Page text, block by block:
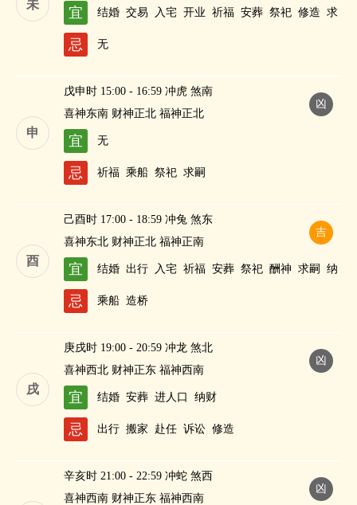
未
宜 结婚 交易 入宅 开业 祈福 安葬 祭祀 修造 求
忌 无
申
凶
戊申时 15:00 - 16:59 冲虎 煞南
喜神东南 财神正北 福神正北
宜 无
忌 祈福 乘船 祭祀 求嗣
酉
吉
己酉时 17:00 - 18:59 冲兔 煞东
喜神东北 财神正北 福神正南
宜 结婚 出行 入宅 祈福 安葬 祭祀 酬神 求嗣
纳
财
忌 乘船 造桥
戌
凶
庚戌时 19:00 - 20:59 冲龙 煞北
喜神西北 财神正东 福神西南
宜 结婚 安葬 进人口 纳财
忌 出行 搬家 赴任 诉讼 修造
凶
辛亥时 21:00 - 22:59 冲蛇 煞西
喜神西南 财神正东 福神西南